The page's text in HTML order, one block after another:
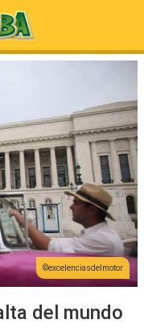
excelenciasdelmotor
del mundo